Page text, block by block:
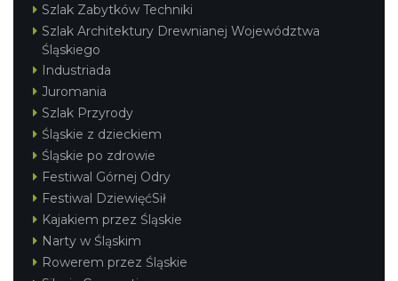
Cieszyn
0.10 km
Szlak Zabytków Techniki
Szlak Architektury Drewnianej Województwa
Śląskiego
Industriada
Juromania
Szlak Przyrody
Śląskie z dzieckiem
Śląskie po zdrowie
Festiwal Górnej Odry
Festiwal DziewięćSił
Kajakiem przez Śląskie
Narty w Śląskim
Rowerem przez Śląskie